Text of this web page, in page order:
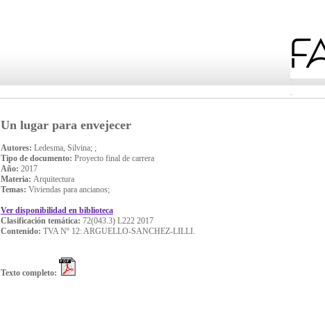
Un lugar para envejecer
Autores: Ledesma, Silvina; ;
Tipo de documento: Proyecto final de carrera
Año: 2017
Materia: Arquitectura
Temas: Viviendas para ancianos;
Ver disponibilidad en biblioteca
Clasificación temática: 72(043.3) L222 2017
Contenido: TVA Nº 12: ARGUELLO-SANCHEZ-LILLI.
Texto completo: